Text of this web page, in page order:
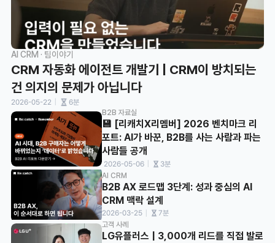
AI CRM · 팀이야기
CRM 자동화 에이전트 개발기 | CRM이 방치되는
건 의지의 문제가 아닙니다
2026-05-22 6분
💾 [리캐치X리멤버] 2026 벤치마크 리
포트: AI가 바꾼, B2B를 사는 사람과 파는
사람들 공개
2026-05-06 3분
B2B 자료실
B2B AX 로드맵 3단계: 성과 중심의 AI
CRM 맥락 설계
2026-03-25 ㅣ 7분
AI CRM
LG유플러스 | 3,000개 리드를 직접 발로
고객 사례